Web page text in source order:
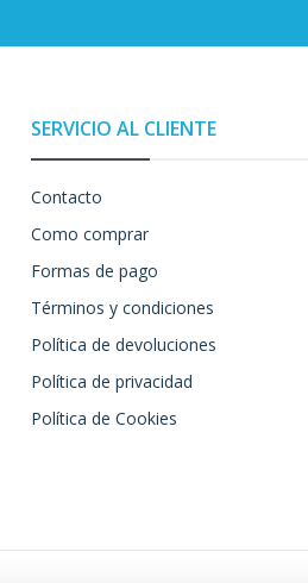
SERVICIO AL CLIENTE
Contacto
Como comprar
Formas de pago
Términos y condiciones
Política de devoluciones
Política de privacidad
Política de Cookies